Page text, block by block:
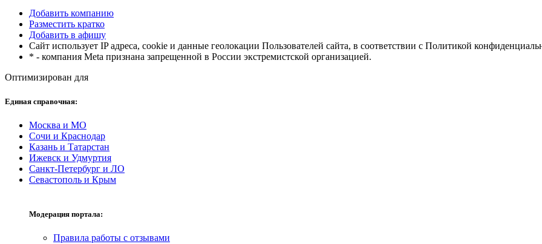
Добавить компанию
Разместить кратко
Добавить в афишу
Сайт использует IP адреса, cookie и данные геолокации Пользователей сайта, в соответствии с Политикой
* - компания Meta признана запрещенной в России экстремистской организацией.
Оптимизирован для
Единая справочная:
Москва и МО
Сочи и Краснодар
Казань и Татарстан
Ижевск и Удмуртия
Санкт-Петербург и ЛО
Севастополь и Крым
Модерация портала:
Правила работы с отзывами